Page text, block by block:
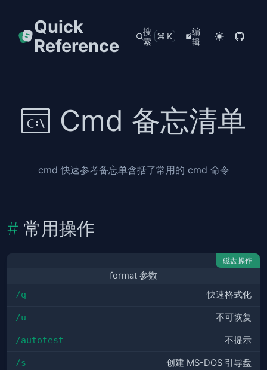
Quick
Reference
搜
索
⌘K
编
辑
Cmd 备忘清单
cmd 快速参考备忘单含括了常用的 cmd 命令
常用操作
磁盘操作
format 参数
/q 快速格式化
/u 不可恢复
/autotest 不提示
/s
创建 MS-DOS 引导盘